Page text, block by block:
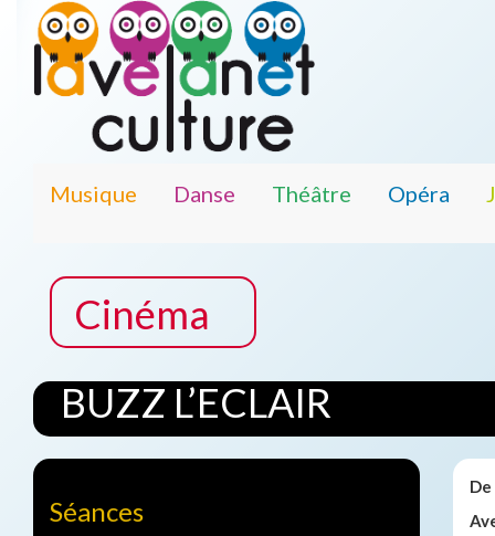
Musique Danse Théâtre Opéra
Cinéma
BUZZ L’ECLAIR
Séances
De